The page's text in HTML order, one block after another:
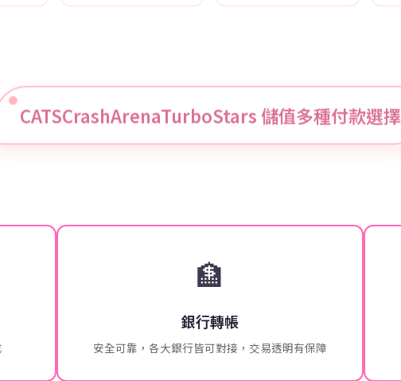
CATSCrashArenaTurboStars 儲值多種付款選擇
🏦
銀行轉帳
安全可靠，各大銀行皆可對接，交易透明有保障